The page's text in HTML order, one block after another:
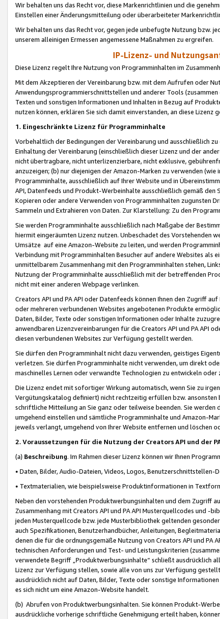
Wir behalten uns das Recht vor, diese Markenrichtlinien und die
Einstellen einer Änderungsmitteilung oder überarbeiteter
Wir behalten uns das Recht vor, gegen jede unbefugte Nutzung bzw.
unserem alleinigen Ermessen angemessene Maßnahmen zu ergreifen.
IP-Lizenz- und
Diese Lizenz regelt Ihre Nutzung von Programminhalten im
Mit dem Akzeptieren der Vereinbarung bzw. mit dem Aufrufen oder
Anwendungsprogrammierschnittstellen und anderer Tools (zusammen
Texten und sonstigen Informationen und Inhalten in Bezug auf
nutzen können, erklären Sie sich damit einverstanden, an diese Lizenz
1. Eingeschränkte Lizenz für Programminhalte
Vorbehaltlich der Bedingungen der Vereinbarung und ausschließlich
Einhaltung der Vereinbarung (einschließlich dieser Lizenz und der
nicht übertragbare, nicht unterlizenzierbare, nicht exklusive,
anzuzeigen; (b) nur diejenigen der Amazon-Marken zu verwenden
Programminhalte, ausschließlich auf Ihrer Website und in
API, Datenfeeds und Produkt-Werbeinhalte ausschließlich gemäß
Kopieren oder andere Verwenden von Programminhalten zugunsten
Sammeln und Extrahieren von Daten. Zur Klarstellung: Zu den
Sie werden Programminhalte ausschließlich nach Maßgabe der
hiermit eingeräumten Lizenz nutzen. Unbeschadet des Vorstehenden
Umsätze auf eine Amazon-Website zu leiten, und werden
Verbindung mit Programminhalten Besucher auf andere Websites als
unmittelbarem Zusammenhang mit den Programminhalten stehen,
Nutzung der Programminhalte ausschließlich mit der betreffenden
nicht mit einer anderen Webpage verlinken.
Creators API und PA API oder Datenfeeds können Ihnen den Zugriff
oder mehreren verbundenen Websites angebotenen Produkte
Daten, Bilder, Texte oder sonstigen Informationen oder Inhalte
anwendbaren Lizenzvereinbarungen für die Creators API und PA API
diesen verbundenen Websites zur Verfügung gestellt werden.
Sie dürfen den Programminhalt nicht dazu verwenden, geistiges
verletzen. Sie dürfen Programminhalte nicht verwenden, um direkt
maschinelles Lernen oder verwandte Technologien zu entwickeln
Die Lizenz endet mit sofortiger Wirkung automatisch, wenn Sie zu
Vergütungskatalog definiert) nicht rechtzeitig erfüllen bzw. ansonsten
schriftliche Mitteilung an Sie ganz oder teilweise beenden. Sie werden
umgehend einstellen und sämtliche Programminhalte und Amazon-
jeweils verlangt, umgehend von Ihrer Website entfernen und löschen
2. Voraussetzungen für die Nutzung der Creators API und der
(a) Beschreibung. Im Rahmen dieser Lizenz können wir Ihnen
• Daten, Bilder, Audio-Dateien, Videos, Logos, Benutzerschnittstellen-
• Textmaterialien, wie beispielsweise Produktinformationen in
Neben den vorstehenden Produktwerbungsinhalten und dem Zugriff
Zusammenhang mit Creators API und PA API Musterquellcodes und
jeden Musterquellcode bzw. jede Musterbibliothek geltenden
auch Spezifikationen, Benutzerhandbücher, Anleitungen,
denen die für die ordnungsgemäße Nutzung von Creators API und PA
technischen Anforderungen und Test- und Leistungskriterien
verwendete Begriff „Produktwerbungsinhalte“ schließt ausdrücklich
Lizenz zur Verfügung stellen, sowie alle von uns zur Verfügung
ausdrücklich nicht auf Daten, Bilder, Texte oder sonstige
es sich nicht um eine Amazon-Website handelt.
(b) Abrufen von Produktwerbungsinhalten. Sie können Produkt-
ausdrückliche vorherige schriftliche Genehmigung erteilt haben,